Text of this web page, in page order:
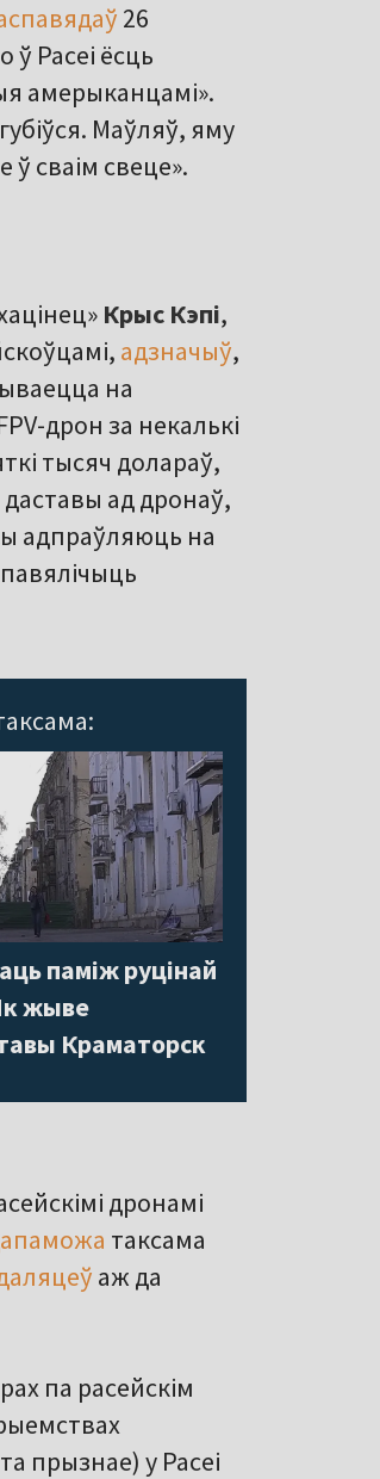
26
Расеі ёсць
амерыканцамі».
Маўляў, яму
сваім свеце».
Крыс Кэпі,
адзначыў,
на
дрон за некалькі
тысяч долараў,
ад дронаў,
адпраўляюць на
паміж руцінай
жыве
Краматорск
дронамі
таксама
аж да
па расейскім
прызнае) у Расеі